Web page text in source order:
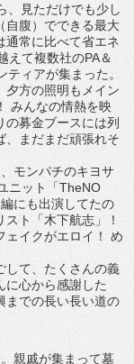
、見ただけでも少し
自腹）でできる最大
通常に比べて省エネ
えて複数社のPA＆
ィアが集まった。
夕方の照明もメイン
みんなの情熱を映
の募金ブースには列
、まだまだ頑張れそ
モンパチのキヨサ
ニット「TheNO
にも出演してたの
ト「木下航志」！
ェイクがエロイ！ め
して、たくさんの義
に心から感謝した
までの長い長い道の
親戚が集まって墓